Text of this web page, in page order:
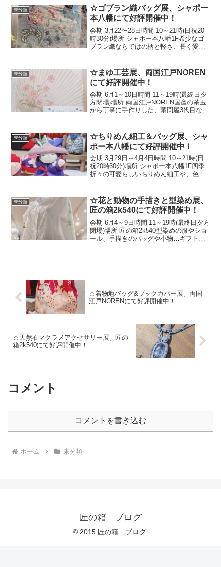
no...
未分類
☆ゴブラン織バッグ展、シャポー
本八幡にて好評開催中！
会期 3月22〜28日時間 10～21時(日祝20
時30分)場所 シャポー本八幡1F希少なゴ
ブラン織ならではの柄と軽さ、長く愛用
Now ...
未分類
☆まゆ工芸展、両国江戸NOREN
にて好評開催中！
会期 6月1～10日時間 11～19時(最終日夕
方閉場)場所 両国江戸NOREN国産の繭玉
から丁寧に手作りした、繭問屋3代目なら
うちわも必見です☆☆The Silkwor...
未分類
☆ちりめん細工＆バッグ展、シャ
ポー本八幡にて好評開催中！
会期 3月29日～4月4日時間 10～21時(日
祝20時30分)場所 シャポー本八幡1F四季
折々の可愛らしいちりめん細工や、色柄
Bag Exhibit...
未分類
☆花と動物の手描きと型染め展、
匠の箱2k540にて好評開催中！
会期 6月4～9日時間 11～19時(最終日夕方
閉場)場所 匠の箱2k540型染めの服やショ
ール、手描きのバッグや小物…ギフトに
☆着物地バッグ&ブックカバー展、両国
江戸NORENにて好評開催中！
☆天然石マクラメアクセサリー展、匠の
箱2k540にて好評開催中！
コメント
コメントを書き込む
ホーム 未分類
匠の箱 ブログ
© 2015 匠の箱 ブログ.